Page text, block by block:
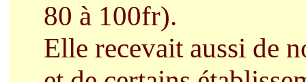
80 à 100fr).
Elle recevait aussi de